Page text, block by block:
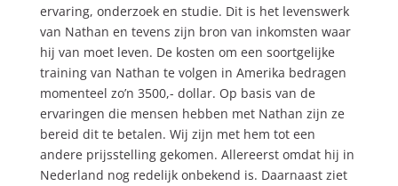
ervaring, onderzoek en studie. Dit is het levenswerk
van Nathan en tevens zijn bron van inkomsten waar
hij van moet leven. De kosten om een soortgelijke
training van Nathan te volgen in Amerika bedragen
momenteel zo’n 3500,- dollar. Op basis van de
ervaringen die mensen hebben met Nathan zijn ze
bereid dit te betalen. Wij zijn met hem tot een
andere prijsstelling gekomen. Allereerst omdat hij in
Nederland nog redelijk onbekend is. Daarnaast ziet